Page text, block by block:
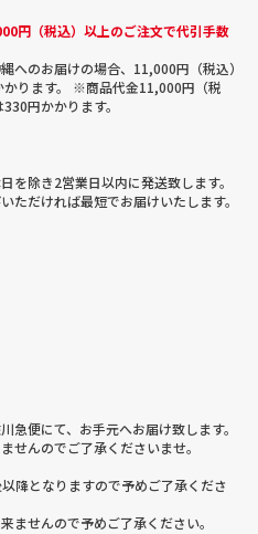
円（税込）以上のご注文で代引手数
へのお届けの場合、11,000円（税込）
ります。 ※商品代金11,000円（税
円かかります。
を除き2営業日以内に発送致します。
ただければ最短でお届けいたします。
急便にて、お手元へお届け致します。
せんのでご了承くださいませ。
降となりますので予めご了承くださ
せんので予めご了承ください。